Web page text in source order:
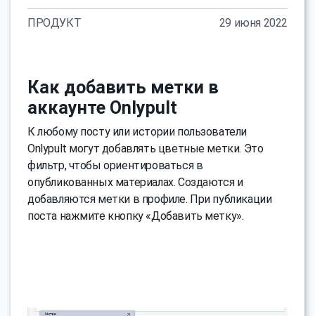
ПРОДУКТ 29 июня 2022
Как добавить метки в
аккаунте Onlypult
К любому посту или истории пользователи
Onlypult могут добавлять цветные метки. Это
фильтр, чтобы ориентироваться в
опубликованных материалах. Создаются и
добавляются метки в профиле. При публикации
поста нажмите кнопку «Добавить метку».